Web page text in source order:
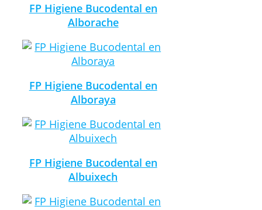
FP Higiene Bucodental en
Alborache
FP Higiene Bucodental en
Alboraya
FP Higiene Bucodental en
Albuixech